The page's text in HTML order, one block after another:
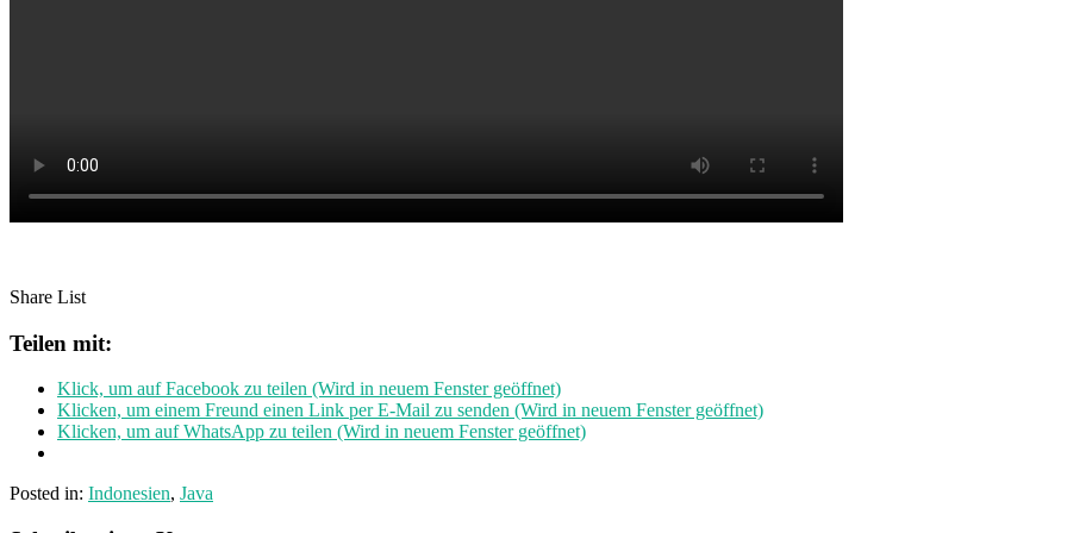
Share List
Teilen mit:
Klick, um auf Facebook zu teilen (Wird in neuem Fenster geöffnet)
Klicken, um einem Freund einen Link per E-Mail zu senden (Wird in neuem Fenster geöffnet)
Klicken, um auf WhatsApp zu teilen (Wird in neuem Fenster geöffnet)
Posted in: Indonesien, Java